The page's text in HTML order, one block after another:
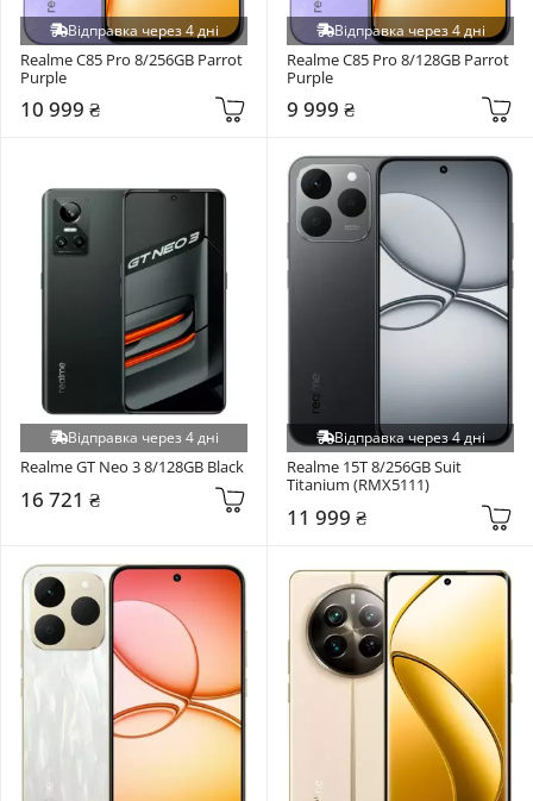
Відправка через 4 дні
Realme C85 Pro 8/256GB Parrot
Purple
10 999 ₴
Відправка через 4 дні
Realme C85 Pro 8/128GB Parrot
Purple
9 999 ₴
Відправка через 4 дні
Realme GT Neo 3 8/128GB Black
16 721 ₴
Відправка через 4 дні
Realme 15T 8/256GB Suit
Titanium (RMX5111)
11 999 ₴